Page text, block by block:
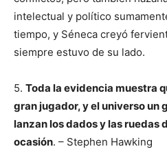
intelectual y político
tiempo, y Séneca creyó
siempre estuvo de su lado.
5. Toda la evidencia muestra
gran jugador, y el universo un
lanzan los dados y las ruedas
ocasión. – Stephen Hawking